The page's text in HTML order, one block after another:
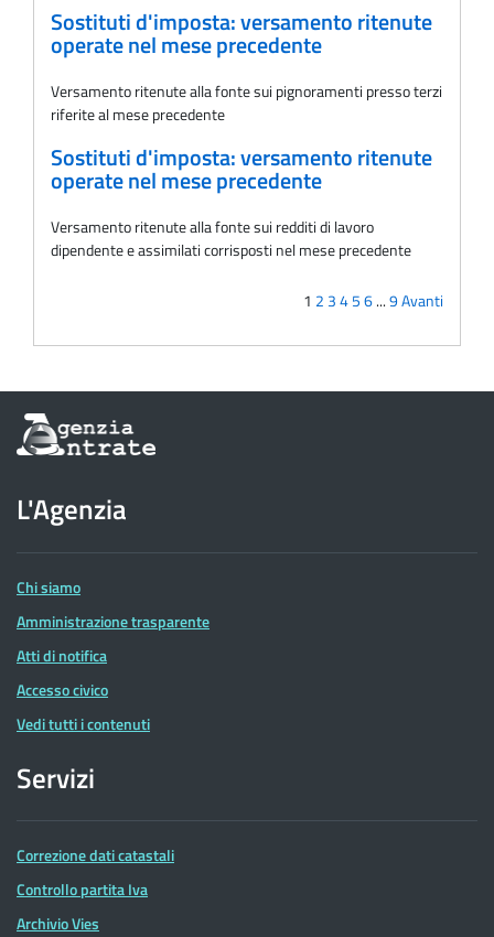
Sostituti d'imposta: versamento ritenute
operate nel mese precedente
Versamento ritenute alla fonte sui pignoramenti presso terzi
riferite al mese precedente
Sostituti d'imposta: versamento ritenute
operate nel mese precedente
Versamento ritenute alla fonte sui redditi di lavoro
dipendente e assimilati corrisposti nel mese precedente
1 2 3456...9Avanti
Informazioni
sul
dell'Agenzia
delle
Entrate
L'Agenzia
Chi siamo
Amministrazione trasparente
Atti di notifica
Accesso civico
Vedi tutti i contenuti
Servizi
Correzione dati catastali
Controllo partita Iva
Archivio Vies